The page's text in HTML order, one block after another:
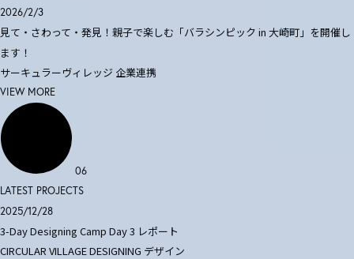
2026/2/3
見て・さわって・発見！親子で楽しむ「バラシンピック in 大崎町」を開催し
ます！
サーキュラーヴィレッジ 企業連携
VIEW MORE
06
LATEST PROJECTS
2025/12/28
3-Day Designing Camp Day 3 レポート
CIRCULAR VILLAGE DESIGNING デザイン